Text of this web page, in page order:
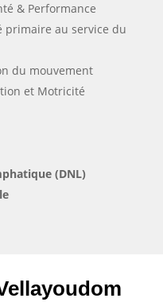
& Performance
primaire au service du
du mouvement
et Motricité
(DNL)